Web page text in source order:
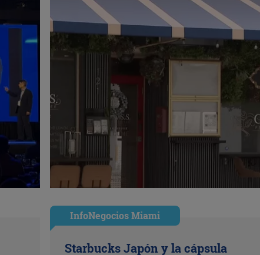
InfoNegocios Miami
Starbucks Japón y la cápsula